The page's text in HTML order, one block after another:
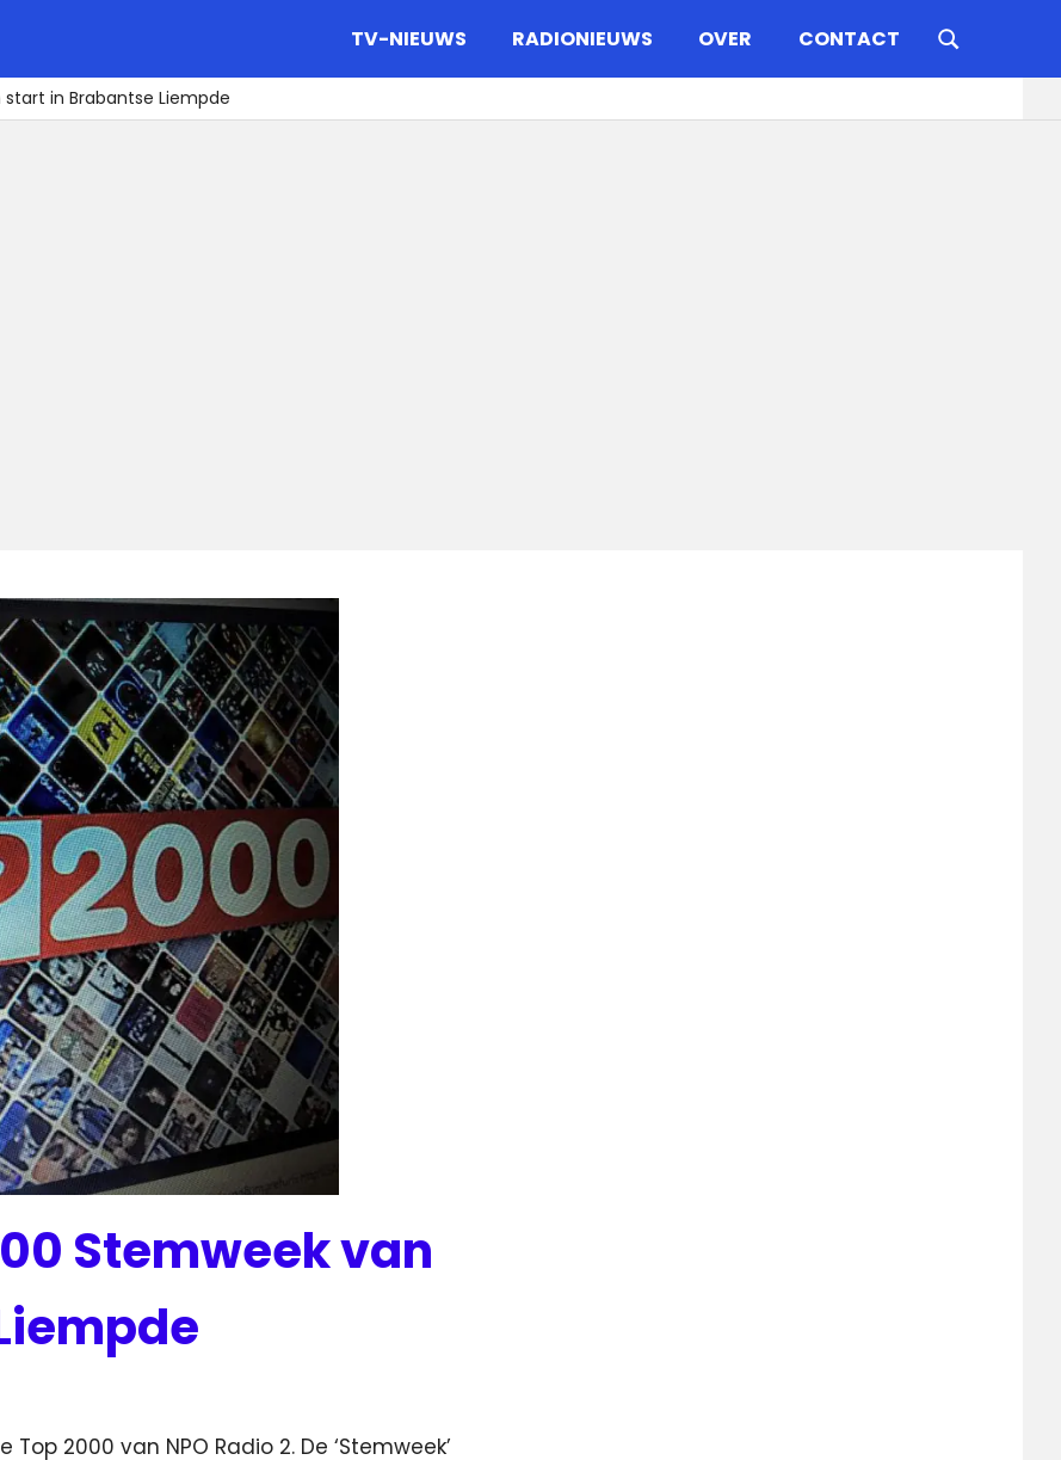
TV-NIEUWS RADIONIEUWS OVER CONTACT
start in Brabantse Liempde
Stemweek van
2000 van NPO Radio 2. De ‘Stemweek’